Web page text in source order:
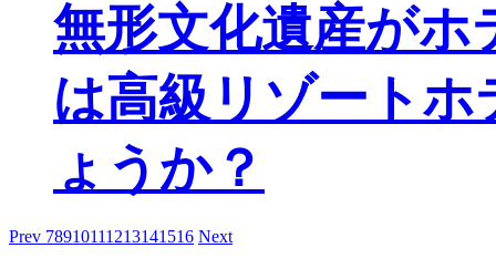
無形文化遺産がホ
は高級リゾート
ょうか？
Prev 78910111213141516 Next